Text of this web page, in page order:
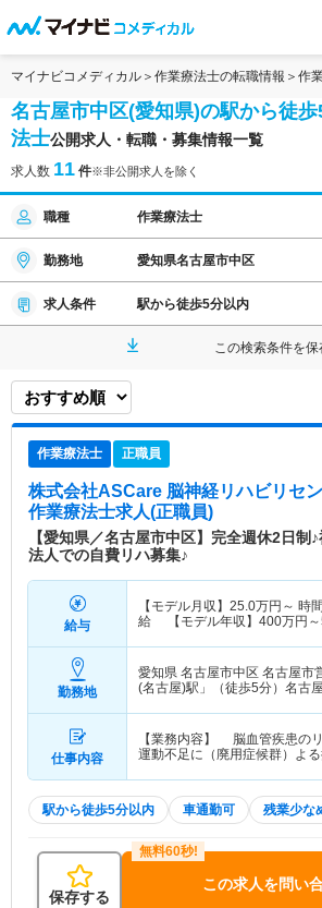
マイナビコメディカル 作業療法士の転職情報 作
名古屋市中区(愛知県)の駅から徒
法士公開求人・転職・募集情報一覧
求人数 11 件※非公開求人を除く
職種 作業療法士
勤務地 愛知県名古屋市中区
求人条件 駅から徒歩5分以内
この検索条件を保
作業療法士 正職員
株式会社ASCare 脳神経リハビリセ
作業療法士求人(正職員)
【愛知県／名古屋市中区】完全週休2日制
法人での自費リハ募集♪
給与
【モデル月収】 25.0万円～ 時
給 【モデル年収】 400万円～
勤務地
愛知県 名古屋市中区 名古屋市
(名古屋)駅」（徒歩5分）名古
仕事内容
【業務内容】 脳血管疾患の
運動不足に（廃用症候群）よ
駅から徒歩5分以内 車通勤可 残業少な
保存する
この求人を問い